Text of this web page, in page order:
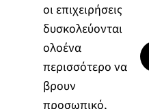
οι επιχειρήσεις
δυσκολεύονται
ολοένα
περισσότερο να
βρουν
προσωπικό,